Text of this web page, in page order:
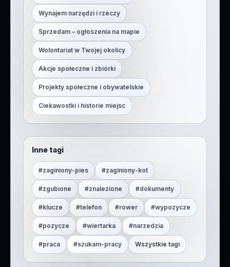
Wynajem narzędzi i rzeczy
Sprzedam – ogłoszenia na mapie
Wolontariat w Twojej okolicy
Akcje społeczne i zbiórki
Projekty społeczne i obywatelskie
Ciekawostki i historie miejsc
Inne tagi
#zaginiony-pies #zaginiony-kot
#zgubione #znalezione #dokumenty
#klucze #telefon #rower #wypozycze
#pozycze #wiertarka #narzedzia
#praca #szukam-pracy Wszystkie tagi